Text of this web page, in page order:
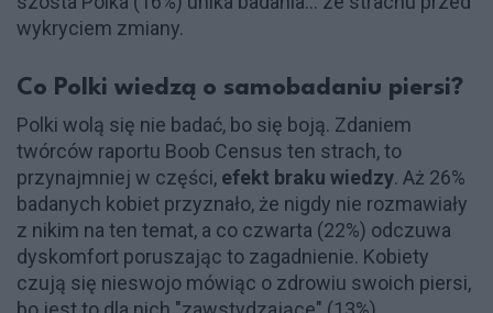
wykryciem zmiany.
Co Polki wiedzą o samobadaniu piersi?
Polki wolą się nie badać, bo się boją. Zdaniem
twórców raportu Boob Census ten strach, to
przynajmniej w części, efekt braku wiedzy. Aż 26%
badanych kobiet przyznało, że nigdy nie rozmawiały
z nikim na ten temat, a co czwarta (22%) odczuwa
dyskomfort poruszając to zagadnienie. Kobiety
czują się nieswojo mówiąc o zdrowiu swoich piersi,